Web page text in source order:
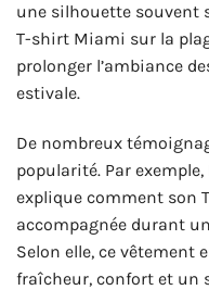
une silhouette souvent
T-shirt Miami sur la
prolonger l’ambiance
estivale.
De nombreux
popularité. Par
explique comment son
accompagnée durant
Selon elle, ce vêtement
fraîcheur, confort et un